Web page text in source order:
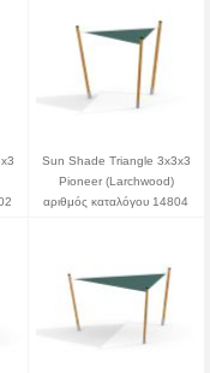
Sun Shade Triangle 3x3x3
Pioneer (Larchwood)
αριθμός καταλόγου 14804